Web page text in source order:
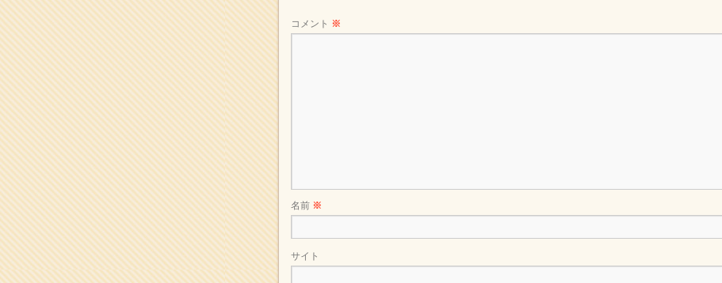
コメント ※
名前 ※
サイト
2016年4月(4)
2016年3月(4)
2016年2月(5)
2016年1月(3)
2015年12月(6)
2015年11月(4)
2015年10月(4)
2015年9月(3)
2015年8月(4)
2015年7月(4)
2015年6月(3)
2015年5月(1)
2015年4月(1)
2015年3月(3)
2015年2月(3)
2015年1月(1)
2014年12月(2)